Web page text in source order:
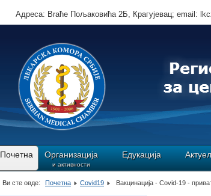
Почетна Организација
и активности
Едукација
Адреса: Brаће Пољаковића 2Б, Крагујевац; email:
Ви сте овде: Почетна Covid19 Вакцинација - Covid-19 -